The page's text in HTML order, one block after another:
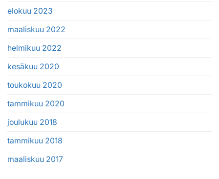
elokuu 2023
maaliskuu 2022
helmikuu 2022
kesäkuu 2020
toukokuu 2020
tammikuu 2020
joulukuu 2018
tammikuu 2018
maaliskuu 2017